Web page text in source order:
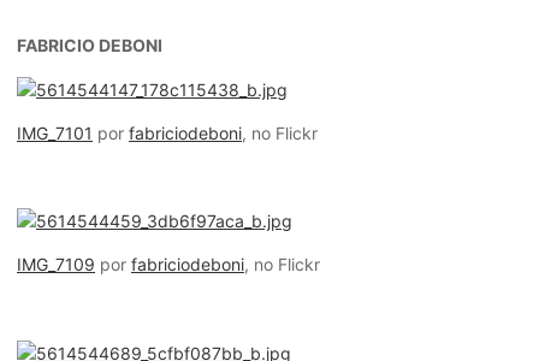
FABRICIO DEBONI
IMG_7101 por fabriciodeboni, no Flickr
IMG_7109 por fabriciodeboni, no Flickr